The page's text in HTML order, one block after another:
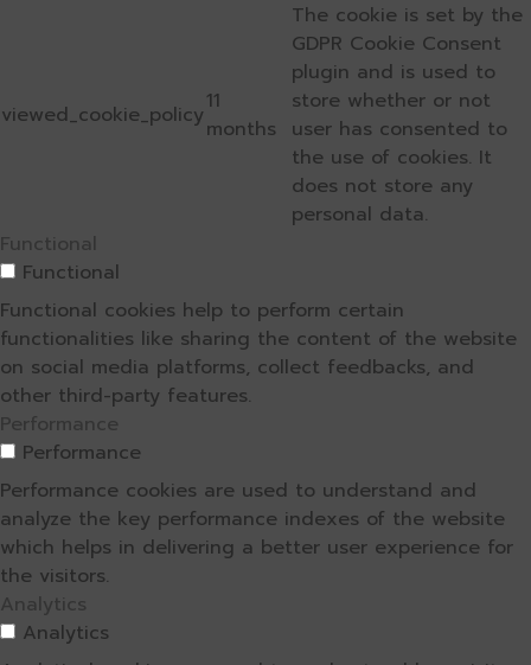
viewed_cookie_policy11
months
The cookie is set by the
GDPR Cookie Consent
plugin and is used to
store whether or not
user has consented to
the use of cookies. It
does not store any
personal data.
Functional
Functional
Functional cookies help to perform certain
functionalities like sharing the content of the website
on social media platforms, collect feedbacks, and
other third-party features.
Performance
Performance
Performance cookies are used to understand and
analyze the key performance indexes of the website
which helps in delivering a better user experience for
the visitors.
Analytics
Analytics